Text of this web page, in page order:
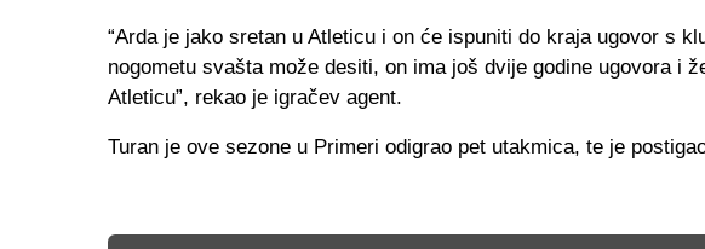
“Arda je jako sretan u Atleticu i on će ispuniti do kraja ugovor s
nogometu svašta može desiti, on ima još dvije godine ugovora i
Atleticu”, rekao je igračev agent.
Turan je ove sezone u Primeri odigrao pet utakmica, te je